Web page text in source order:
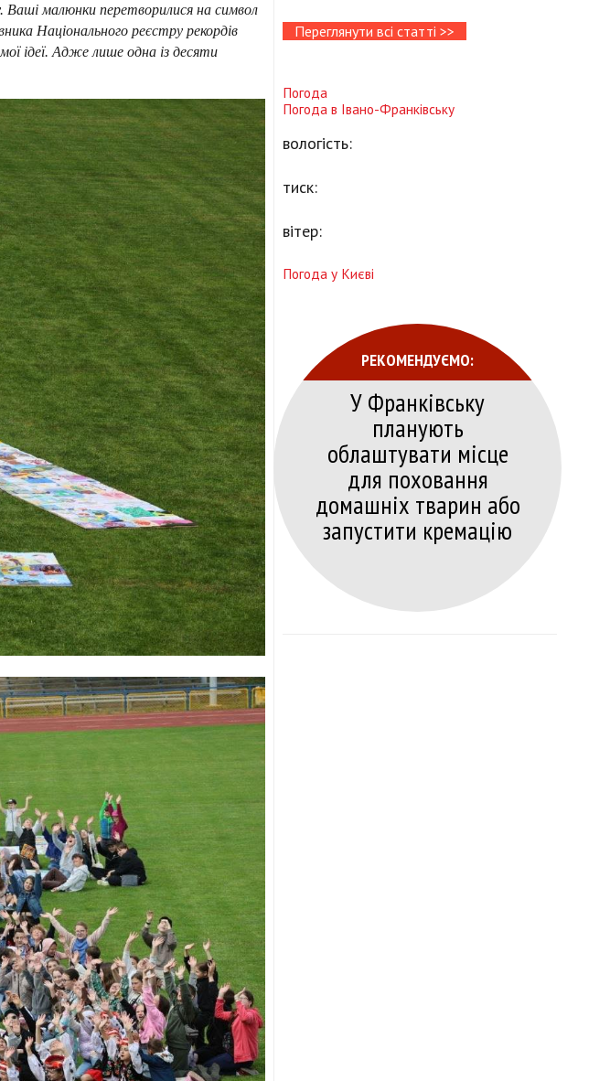
малюнки перетворилися на символ
Національного реєстру рекордів
ідеї. Адже лише одна із десяти
Переглянути всі статті >>
Погода
Погода в Івано-Франківську
вологість:
тиск:
вітер:
Погода у Києві
РЕКОМЕНДУЄМО:
У Франківську
планують
облаштувати місце
для поховання
домашніх тварин або
запустити кремацію